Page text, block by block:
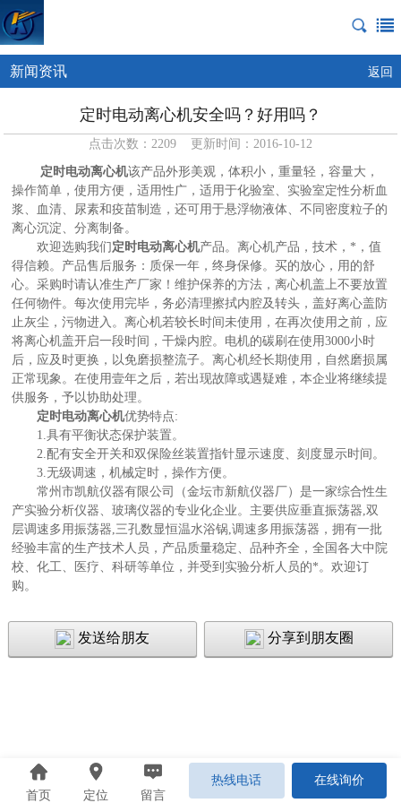
新闻资讯 返回
定时电动离心机安全吗？好用吗？
点击次数：2209 更新时间：2016-10-12
定时电动离心机该产品外形美观，体积小，重量轻，容量大，
操作简单，使用方便，适用性广，适用于化验室、实验室定性分析血
浆、血清、尿素和疫苗制造，还可用于悬浮物液体、不同密度粒子的
离心沉淀、分离制备。
欢迎选购我们 定时电动离心机产品。离心机产品，技术，*，值
得信赖。产品售后服务：质保一年，终身保修。买的放心，用的舒
心。采购时请认准生产厂家！维护保养的方法，离心机盖上不要放置
任何物件。每次使用完毕，务必清理擦拭内腔及转头，盖好离心盖防
止灰尘，污物进入。离心机若较长时间未使用，在再次使用之前，应
将离心机盖开启一段时间，干燥内腔。电机的碳刷在使用3000小时
后，应及时更换，以免磨损整流子。离心机经长期使用，自然磨损属
正常现象。在使用壹年之后，若出现故障或遇疑难，本企业将继续提
供服务，予以协助处理。
定时电动离心机优势特点:
1.具有平衡状态保护装置。
2.配有安全开关和双保险丝装置指针显示速度、刻度显示时间。
3.无级调速，机械定时，操作方便。
常州市凯航仪器有限公司（金坛市新航仪器厂）是一家综合性生
产实验分析仪器、玻璃仪器的专业化企业。主要供应垂直振荡器,双
层调速多用振荡器,三孔数显恒温水浴锅,调速多用振荡器，拥有一批
经验丰富的生产技术人员，产品质量稳定、品种齐全，全国各大中院
校、化工、医疗、科研等单位，并受到实验分析人员的*。欢迎订
购。
发送给朋友 分享到朋友圈
首页 定位 留言
热线电话 在线询价